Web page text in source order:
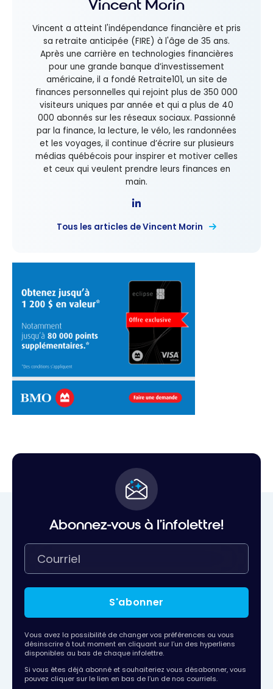
Vincent Morin
Vincent a atteint l'indépendance financière et pris
sa retraite anticipée (FIRE) à l'âge de 35 ans.
Après une carrière en technologies financières
pour une grande banque d’investissement
américaine, il a fondé Retraite101, un site de
finances personnelles qui rejoint plus de 350 000
visiteurs uniques par année et qui a plus de 40
000 abonnés sur les réseaux sociaux. Passionné
par la finance, la lecture, le vélo, les randonnées
et les voyages, il continue d’écrire sur plusieurs
médias québécois pour inspirer et motiver celles
et ceux qui veulent prendre leurs finances en
main.
Tous les articles de Vincent Morin
Abonnez-vous à l'infolettre!
S'abonner
Vous avez la possibilité de changer vos préférences ou vous
désinscrire à tout moment en cliquant sur l’un des hyperliens
disponibles au bas de chaque infolettre.
Si vous êtes déjà abonné et souhaiteriez vous désabonner, vous
pouvez cliquer sur le lien en bas de l’un de nos courriels.